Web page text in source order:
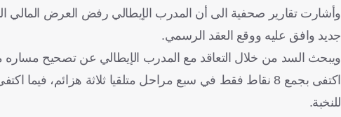
وأشارت تقارير صحفية الى أن المدرب الإيطالي رفض العرض المالي
جديد وافق عليه ووقع العقد الرسمي.
ويبحث السد من خلال التعاقد مع المدرب الإيطالي عن تصحيح مساره
اكتفى بجمع 8 نقاط فقط في سبع مراحل متلقيا ثلاثة هزائم،
للنخبة.